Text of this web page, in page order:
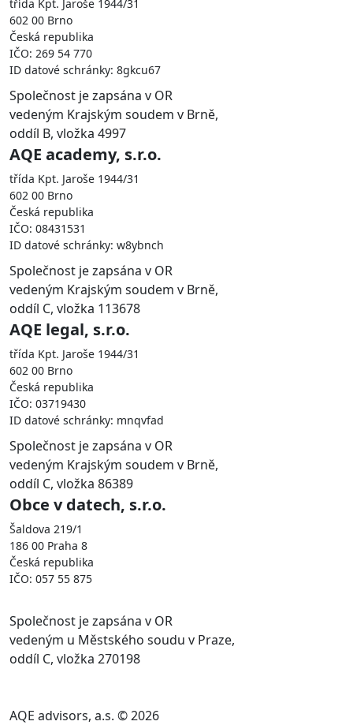
třída Kpt. Jaroše 1944/31
602 00 Brno
Česká republika
IČO: 269 54 770
ID datové schránky: 8gkcu67
Společnost je zapsána v OR
vedeným Krajským soudem v Brně,
oddíl B, vložka 4997
AQE academy, s.r.o.
třída Kpt. Jaroše 1944/31
602 00 Brno
Česká republika
IČO: 08431531
ID datové schránky: w8ybnch
Společnost je zapsána v OR
vedeným Krajským soudem v Brně,
oddíl C, vložka 113678
AQE legal, s.r.o.
třída Kpt. Jaroše 1944/31
602 00 Brno
Česká republika
IČO: 03719430
ID datové schránky: mnqvfad
Společnost je zapsána v OR
vedeným Krajským soudem v Brně,
oddíl C, vložka 86389
Obce v datech, s.r.o.
Šaldova 219/1
186 00 Praha 8
Česká republika
IČO: 057 55 875
Společnost je zapsána v OR
vedeným u Městského soudu v Praze,
oddíl C, vložka 270198
AQE advisors, a.s. © 2026